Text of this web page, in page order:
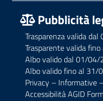
Pubblicità
Trasparenza valida
Trasparente valida
Albo valido dal 01/04/
Albo valido fino al 31/
Privacy – Informative
Accessibilità AGID